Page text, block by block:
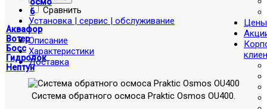
6
Аквафор
Вотер
Босс
Гидролок
Нептун
Цены
Сравнить
Установка | сервис | обслуживание
Описание
Характеристики
Доставка
Система обратного осмоса Praktic Osmos OU400.